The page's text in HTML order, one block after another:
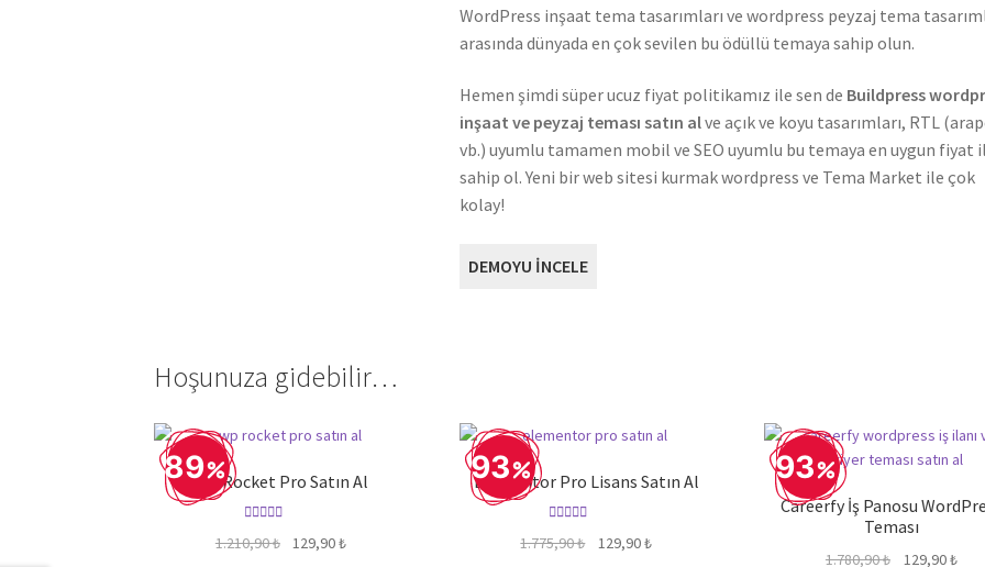
WordPress inşaat tema tasarımları ve wordpress peyzaj tema
arasında dünyada en çok sevilen bu ödüllü temaya sahip olun.
Hemen şimdi süper ucuz fiyat politikamız ile sen de Buildpress
inşaat ve peyzaj teması satın alve açık ve koyu tasarımları, RTL
vb.) uyumlu tamamen mobil ve SEO uyumlu bu temaya en uygun fiyat
sahip ol. Yeni bir web sitesi kurmak wordpress ve Tema Market ile çok
kolay!
DEMOYU İNCELE
Hoşunuza gidebilir…
WP Rocket Pro Satın Al
5.00
89
1.210,90₺
Orijinal
129,90₺Şu
Elementor Pro Lisans Satın Al
4.92
93
1.775,90₺
Orijinal
129,90₺Şu
Careerfy İş Panosu
Teması
93
1.780,90₺
Orijinal
129,90₺Şu